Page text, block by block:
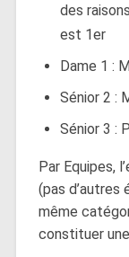
des
est 1er
Dame 1 :
Sénior 2 :
Sénior 3 :
Par Equipes,
(pas d’autres
même
constituer